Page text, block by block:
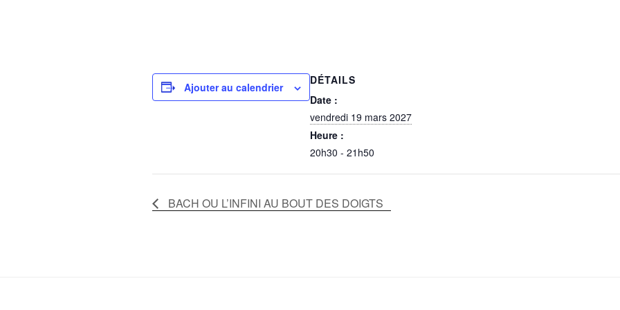
Ajouter au calendrier
DÉTAILS
Date :
vendredi 19 mars 2027
Heure :
20h30 - 21h50
BACH OU L’INFINI AU BOUT DES DOIGTS